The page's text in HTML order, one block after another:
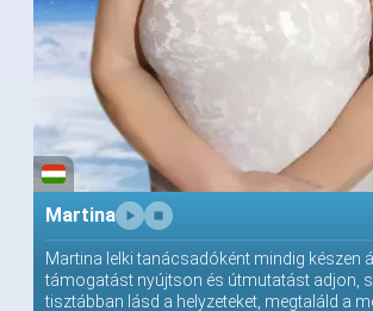
Martina
Martina lelki tanácsadóként mindig készen
támogatást nyújtson és útmutatást adjon,
tisztábban lásd a helyzeteket, megtaláld a